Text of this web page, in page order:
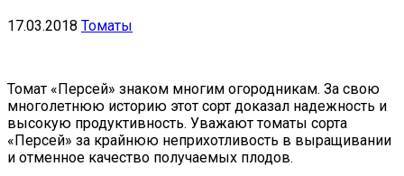
17.03.2018 Томаты
Томат «Персей» знаком многим огородникам. За свою
многолетнюю историю этот сорт доказал надежность и
высокую продуктивность. Уважают томаты сорта
«Персей» за крайнюю неприхотливость в выращивании
и отменное качество получаемых плодов.